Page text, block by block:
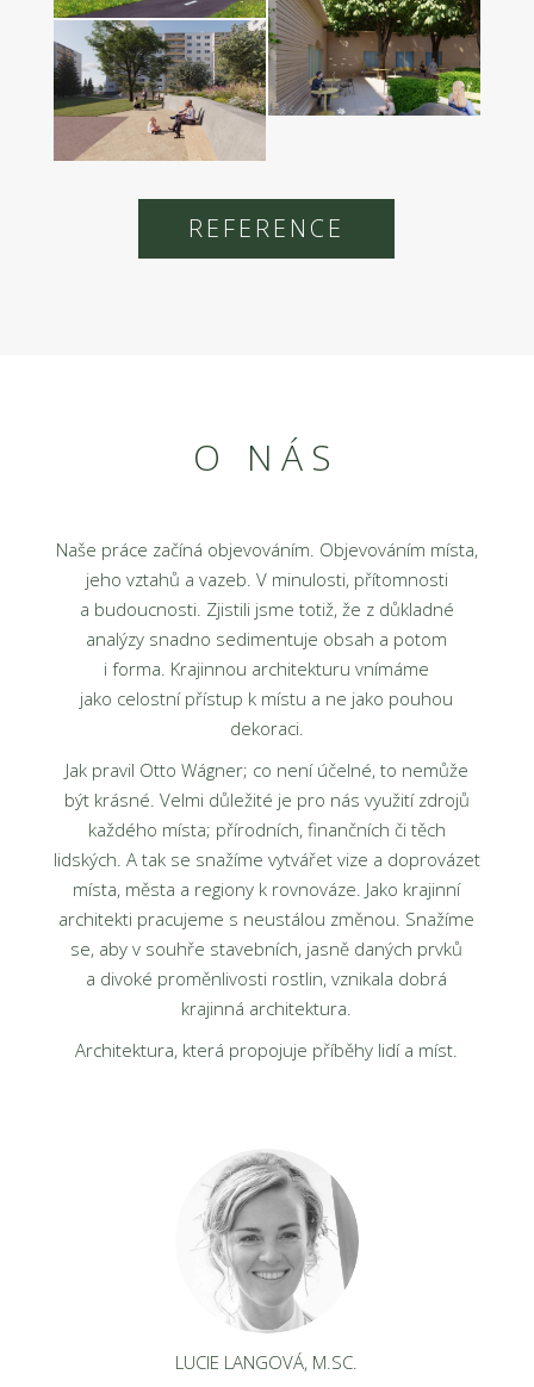
REFERENCE
O NÁS
Naše práce začíná objevováním. Objevováním místa,
jeho vztahů a vazeb. V minulosti, přítomnosti
a budoucnosti. Zjistili jsme totiž, že z důkladné
analýzy snadno sedimentuje obsah a potom
i forma. Krajinnou architekturu vnímáme
jako celostní přístup k místu a ne jako pouhou
dekoraci.
Jak pravil Otto Wágner; co není účelné, to nemůže
být krásné. Velmi důležité je pro nás využití zdrojů
každého místa; přírodních, finančních či těch
lidských. A tak se snažíme vytvářet vize a doprovázet
místa, města a regiony k rovnováze. Jako krajinní
architekti pracujeme s neustálou změnou. Snažíme
se, aby v souhře stavebních, jasně daných prvků
a divoké proměnlivosti rostlin, vznikala dobrá
krajinná architektura.
Architektura, která propojuje příběhy lidí a míst.
LUCIE LANGOVÁ, M.SC.